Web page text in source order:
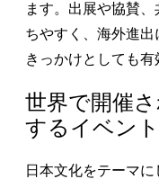
ます。出展や協賛
ちやすく、海外進
きっかけとしても有
世界で開催
するイベン
日本文化をテーマ